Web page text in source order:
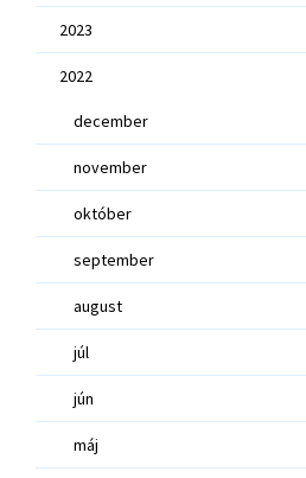
2023
2022
december
november
október
september
august
júl
jún
máj